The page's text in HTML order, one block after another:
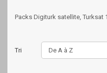
Packs Digiturk satellite, Turksat
Tri